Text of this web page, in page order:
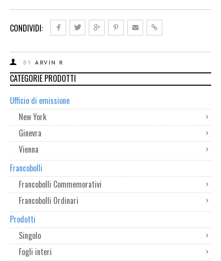
CONDIVIDI:
BY ARVIN R
CATEGORIE PRODOTTI
Ufficio di emissione
New York
Ginevra
Vienna
Francobolli
Francobolli Commemorativi
Francobolli Ordinari
Prodotti
Singolo
Fogli interi